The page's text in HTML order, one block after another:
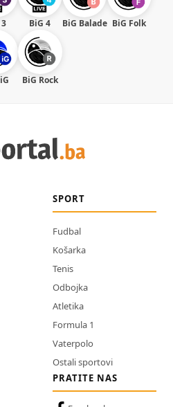
BiG 4 BiG Balade BiG Folk
BiG Rock
SPORT
Fudbal
Košarka
Tenis
Odbojka
Atletika
Formula 1
Vaterpolo
Ostali sportovi
PRATITE NAS